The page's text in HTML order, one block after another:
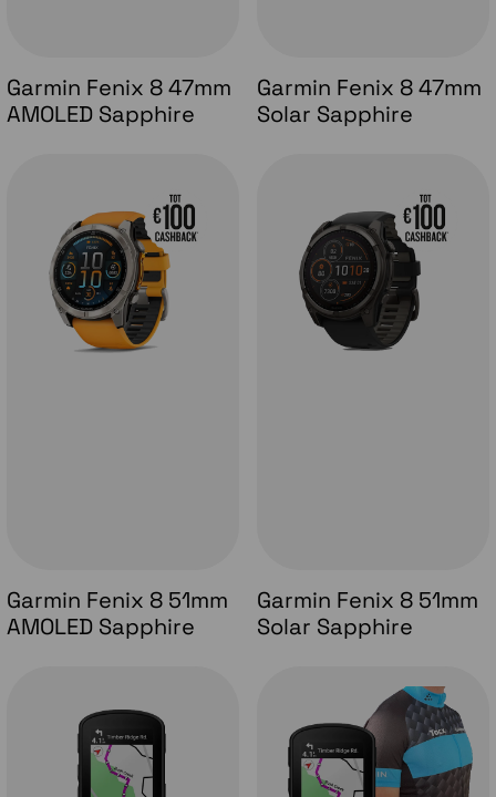
Garmin Fenix 8 47mm
AMOLED Sapphire
Garmin Fenix 8 47mm
Solar Sapphire
Garmin Fenix 8 51mm
AMOLED Sapphire
Garmin Fenix 8 51mm
Solar Sapphire